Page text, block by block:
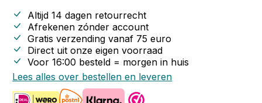
Altijd 14 dagen retourrecht
Afrekenen zónder account
Gratis verzending vanaf 75 euro
Direct uit onze eigen voorraad
Voor 16:00 besteld = morgen in huis
Lees alles over bestellen en leveren